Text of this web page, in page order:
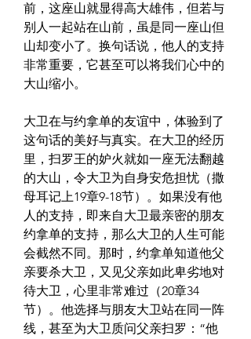
前，这座山就显得高大雄伟，但若与
别人一起站在山前，虽是同一座山但
山却变小了。换句话说，他人的支持
非常重要，它甚至可以将我们心中的
大山缩小。
大卫在与约拿单的友谊中，体验到了
这句话的美好与真实。在大卫的经历
里，扫罗王的妒火就如一座无法翻越
的大山，令大卫为自身安危担忧（撒
母耳记上19章9-18节）。如果没有他
人的支持，即来自大卫最亲密的朋友
约拿单的支持，那么大卫的人生可能
会截然不同。那时，约拿单知道他父
亲要杀大卫，又见父亲如此卑劣地对
待大卫，心里非常难过（20章34
节）。他选择与朋友大卫站在同一阵
线，甚至为大卫质问父亲扫罗：“他